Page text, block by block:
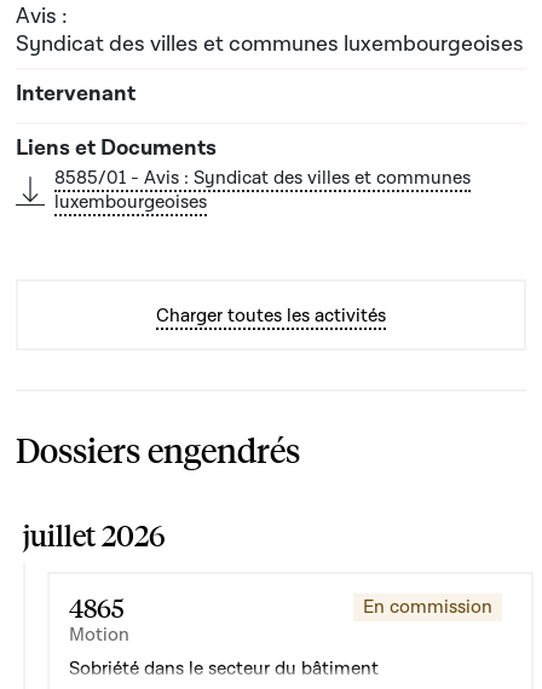
Avis :
Syndicat des villes et communes luxembourgeoises
8585/01 - Avis : Syndicat des villes et communes
luxembourgeoises
Charger toutes les activités
Dossiers engendrés
juillet 2026
4865
Motion
En commission
Sobriété dans le secteur du bâtiment